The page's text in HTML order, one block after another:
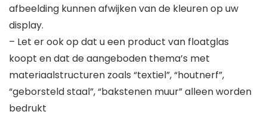
afbeelding kunnen afwijken van de kleuren op uw
display.
– Let er ook op dat u een product van floatglas
koopt en dat de aangeboden thema’s met
materiaalstructuren zoals “textiel”, “houtnerf”,
“geborsteld staal”, “bakstenen muur” alleen worden
bedrukt